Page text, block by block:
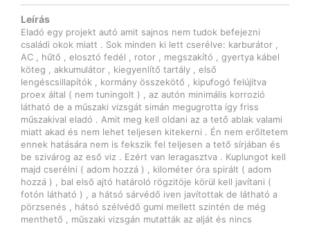
Leírás
Eladó egy projekt autó amit sajnos nem tudok befejezni
családi okok miatt . Sok minden ki lett cserélve: karburátor ,
AC , hűtő , elosztó fedél , rotor , megszakító , gyertya kábel
köteg , akkumulátor , kiegyenlítő tartály , első
lengéscsillapítók , kormány összekötő , kipufogó felújítva
proex által ( nem tuningolt ) , az autón minimális korrozió
látható de a műszaki vizsgát simán megugrotta így friss
műszakival eladó . Amit meg kell oldani az a tető ablak valami
miatt akad és nem lehet teljesen kitekerni . Én nem erőltetem
ennek hatására nem is fekszik fel teljesen a tető sírjában és
be szivárog az eső viz . Ezért van leragasztva . Kuplungot kell
majd cserélni ( adom hozzá ) , kilométer óra spirált ( adom
hozzá ) , bal első ajtó határoló rögzitöje körül kell javítani (
fotón látható ) , a hátsó sárvédő iven javítottak de látható a
pörzsenés , hátsó szélvédő gumi mellett szintén de még
menthető , műszaki vizsgán mutatták az alját és nincs